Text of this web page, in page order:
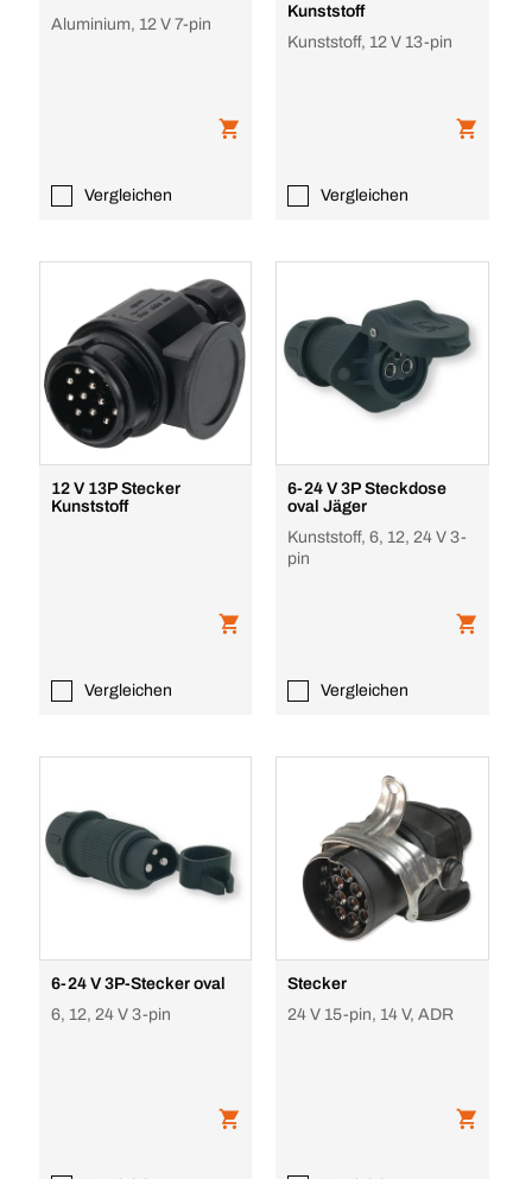
Aluminium, 12 V 7-pin
Vergleichen
Kunststoff
Kunststoff, 12 V 13-pin
Vergleichen
12 V 13P Stecker
Kunststoff
Vergleichen
6-24 V 3P Steckdose
oval Jäger
Kunststoff, 6, 12, 24 V 3-
pin
Vergleichen
6-24 V 3P-Stecker oval
6, 12, 24 V 3-pin
Stecker
24 V 15-pin, 14 V, ADR